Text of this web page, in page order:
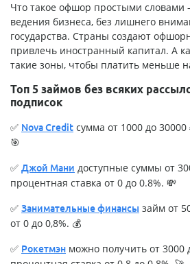
Что такое офшор простыми словами
ведения бизнеса, без лишнего
государства. Страны создают
привлечь иностранный капитал. А
такие зоны, чтобы платить меньше
Топ 5 займов без всяких
подписок
✅ Nova Credit сумма от 1000 до 30000
🎯
✅ Джой Мани доступные суммы от
процентная ставка от 0 до 0.8%. 💸
✅ Занимательные финансы займ от
от 0 до 0,8%. 💰
✅ Рокетмэн можно получить от 3000